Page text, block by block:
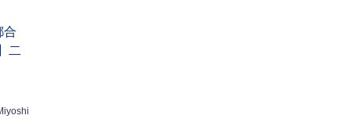
合
二